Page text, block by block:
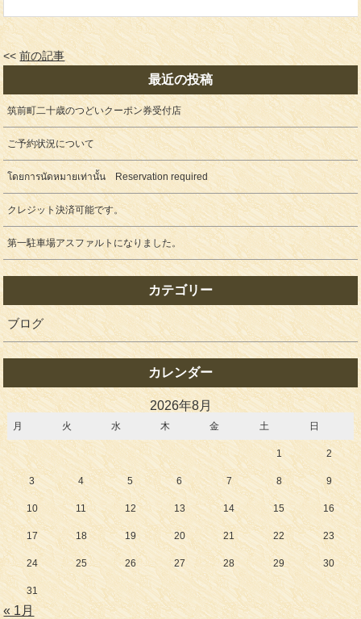
<<前の記事
最近の投稿
筑前町二十歳のつどいクーポン券受付店
ご予約状況について
โดยการนัดหมายเท่านั้น Reservation required
クレジット決済可能です。
第一駐車場アスファルトになりました。
カテゴリー
ブログ
カレンダー
2026年8月
月 火 水 木 金 土 日
1 2
3 4 5 6 7 8 9
10 11 12 13 14 15 16
17 18 19 20 21 22 23
24 25 26 27 28 29 30
31
« 1月